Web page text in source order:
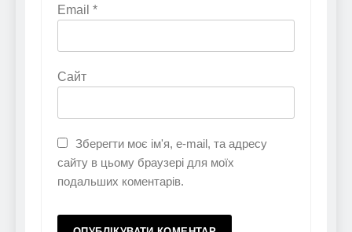
Email *
Сайт
Зберегти моє ім'я, e-mail, та адресу
сайту в цьому браузері для моїх
подальших коментарів.